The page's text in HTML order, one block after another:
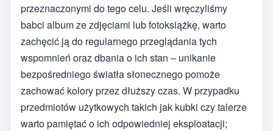
przeznaczonymi do tego celu. Jeśli wręczyliśmy
babci album ze zdjęciami lub fotoksiążkę, warto
zachęcić ją do regularnego przeglądania tych
wspomnień oraz dbania o ich stan – unikanie
bezpośredniego światła słonecznego pomoże
zachować kolory przez dłuższy czas. W przypadku
przedmiotów użytkowych takich jak kubki czy talerze
warto pamiętać o ich odpowiedniej eksploatacji;